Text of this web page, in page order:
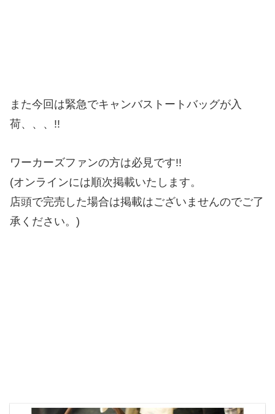
また今回は緊急でキャンバストートバッグが入
荷、、、!!
ワーカーズファンの方は必見です!!
(オンラインには順次掲載いたします。
店頭で完売した場合は掲載はございませんのでご了
承ください。)